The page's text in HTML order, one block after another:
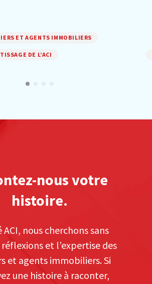
ET AGENTS IMMOBILIERS
DE L’ACI
nous votre
histoire.
ACI, nous cherchons sans
réflexions et l’expertise des
et agents immobiliers. Si
une histoire à raconter,